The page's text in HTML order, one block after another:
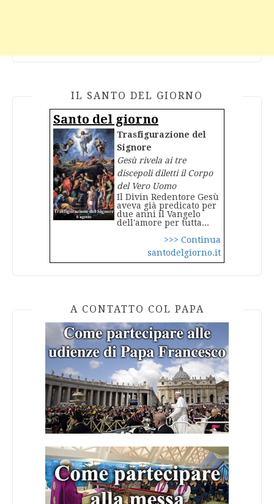
IL SANTO DEL GIORNO
Santo del giorno
Trasfigurazione del
Signore
Gesù rivela ai tre
discepoli diletti il Corpo
del Vero Uomo
Il Divin Redentore Gesù
aveva già predicato per
due anni il Vangelo
dell'amore per tutta...
>>> Continua
santodelgiorno.it
A CONTATTO COL PAPA